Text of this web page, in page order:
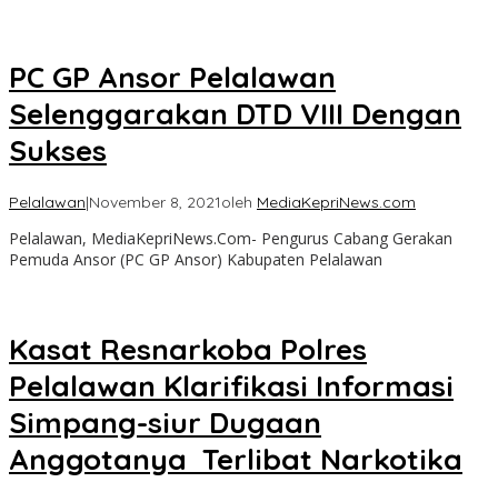
PC GP Ansor Pelalawan
Selenggarakan DTD VIII Dengan
Sukses
Pelalawan|November 8, 2021oleh MediaKepriNews.com
Pelalawan, MediaKepriNews.Com- Pengurus Cabang Gerakan
Pemuda Ansor (PC GP Ansor) Kabupaten Pelalawan
Kasat Resnarkoba Polres
Pelalawan Klarifikasi Informasi
Simpang-siur Dugaan
Anggotanya Terlibat Narkotika